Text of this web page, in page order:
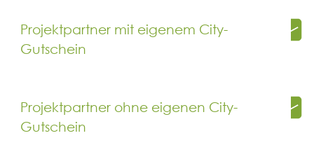
Projektpartner mit eigenem City-
Gutschein
Kommunen mit eigenem Gutschein (PDF)
Projektpartner ohne eigenen City-
Gutschein